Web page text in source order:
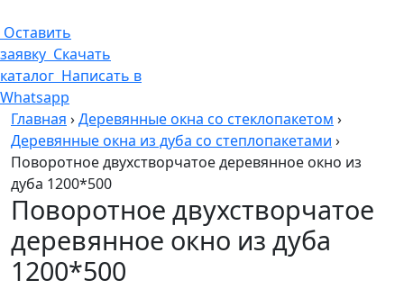
Оставить
заявку Скачать
каталог Написать в
Whatsapp
Главная ›Деревянные окна со стеклопакетом ›
Деревянные окна из дуба со степлопакетами ›
Поворотное двухстворчатое деревянное окно из
дуба 1200*500
Поворотное двухстворчатое
деревянное окно из дуба
1200*500